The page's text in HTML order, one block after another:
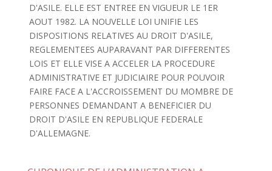
D'ASILE. ELLE EST ENTREE EN VIGUEUR LE 1ER
AOUT 1982. LA NOUVELLE LOI UNIFIE LES
DISPOSITIONS RELATIVES AU DROIT D'ASILE,
REGLEMENTEES AUPARAVANT PAR DIFFERENTES
LOIS ET ELLE VISE A ACCELER LA PROCEDURE
ADMINISTRATIVE ET JUDICIAIRE POUR POUVOIR
FAIRE FACE A L'ACCROISSEMENT DU MOMBRE DE
PERSONNES DEMANDANT A BENEFICIER DU
DROIT D'ASILE EN REPUBLIQUE FEDERALE
D'ALLEMAGNE.